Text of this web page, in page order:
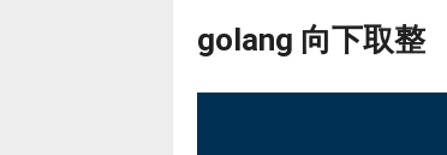
golang 向下取整